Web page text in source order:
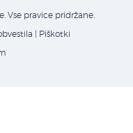
Vse pravice pridržane.
Piškotki